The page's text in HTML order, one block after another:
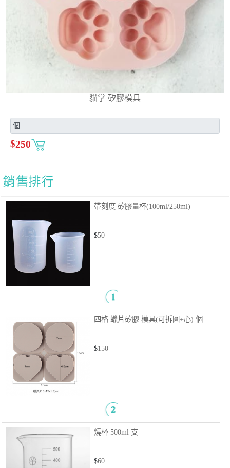
貓掌 矽膠模具
$250
帶刻度 矽膠量杯(100ml/250ml)
$50
四格 蠟片矽膠 模具(可拆圓+心) 個
$150
燒杯 500ml 支
$60